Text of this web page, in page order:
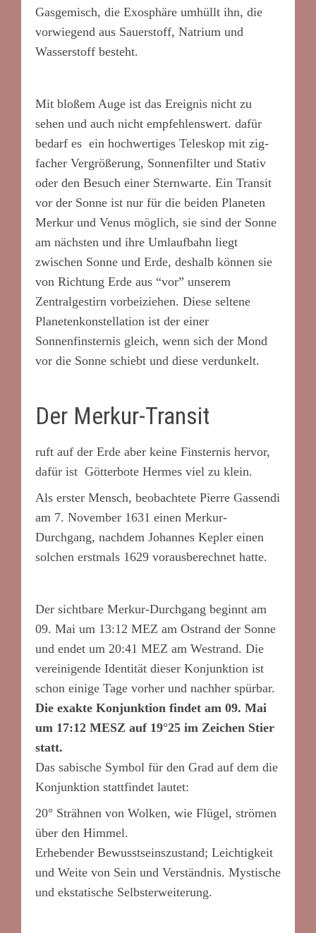
Gasgemisch, die Exosphäre umhüllt ihn, die
vorwiegend aus Sauerstoff, Natrium und
Wasserstoff besteht.
Mit bloßem Auge ist das Ereignis nicht zu
sehen und auch nicht empfehlenswert. dafür
bedarf es ein hochwertiges Teleskop mit zig-
facher Vergrößerung, Sonnenfilter und Stativ
oder den Besuch einer Sternwarte. Ein Transit
vor der Sonne ist nur für die beiden Planeten
Merkur und Venus möglich, sie sind der Sonne
am nächsten und ihre Umlaufbahn liegt
zwischen Sonne und Erde, deshalb können sie
von Richtung Erde aus “vor” unserem
Zentralgestirn vorbeiziehen. Diese seltene
Planetenkonstellation ist der einer
Sonnenfinsternis gleich, wenn sich der Mond
vor die Sonne schiebt und diese verdunkelt.
Der Merkur-Transit
ruft auf der Erde aber keine Finsternis hervor,
dafür ist Götterbote Hermes viel zu klein.
Als erster Mensch, beobachtete Pierre Gassendi
am 7. November 1631 einen Merkur-
Durchgang, nachdem Johannes Kepler einen
solchen erstmals 1629 vorausberechnet hatte.
Der sichtbare Merkur-Durchgang beginnt am
09. Mai um 13:12 MEZ am Ostrand der Sonne
und endet um 20:41 MEZ am Westrand. Die
vereinigende Identität dieser Konjunktion ist
schon einige Tage vorher und nachher spürbar.
Die exakte Konjunktion findet am 09. Mai
um 17:12 MESZ auf 19°25 im Zeichen Stier
statt.
Das sabische Symbol für den Grad auf dem die
Konjunktion stattfindet lautet:
20° Strähnen von Wolken, wie Flügel, strömen
über den Himmel.
Erhebender Bewusstseinszustand; Leichtigkeit
und Weite von Sein und Verständnis. Mystische
und ekstatische Selbsterweiterung.